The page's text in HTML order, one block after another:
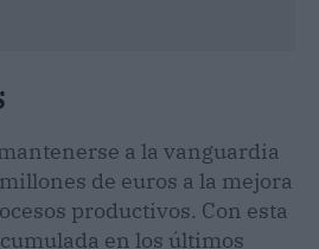
a la vanguardia
de euros a la mejora
productivos. Con esta
en los últimos